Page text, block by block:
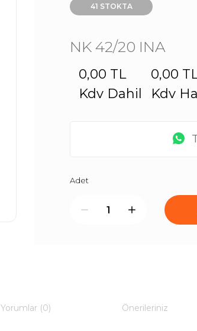
41 STOKTA
NK 42/20 INA
0,00 TL
Kdv Dahil
0,00
Kdv
Adet
Yorumlar (0) Önerileriniz